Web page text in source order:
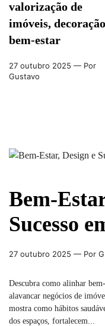
valorização de
imóveis,
bem-estar
27 outubro 2025 — Por
Gustavo
Bem-
Sucesso
27 outubro 2025 — Por
Descubra como alinhar
alavancar negócios de
mostra como hábitos
dos espaços, fortalecem...